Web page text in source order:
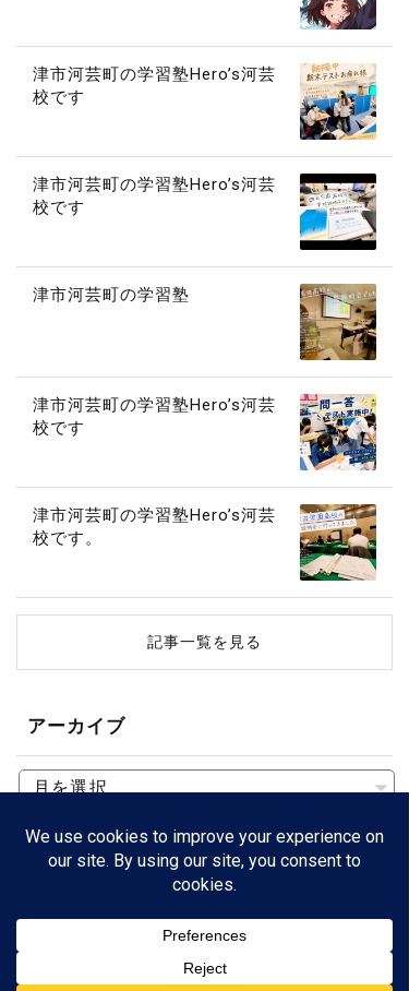
津市河芸町の学習塾Hero’s河芸
校です
津市河芸町の学習塾Hero’s河芸
校です
津市河芸町の学習塾
津市河芸町の学習塾Hero’s河芸
校です
津市河芸町の学習塾Hero’s河芸
校です。
記事一覧を見る
アーカイブ
× 学びが身に付く！